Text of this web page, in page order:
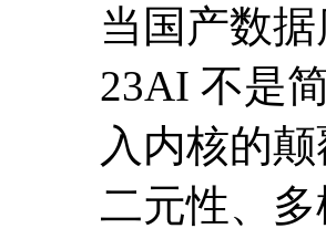
当国产数
23AI 不是
入内核的
二元性、